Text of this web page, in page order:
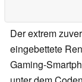
Der extrem
eingebettete
Gaming-